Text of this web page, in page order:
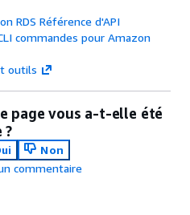
RDS Référence d'API
commandes pour Amazon
outils
page vous a-t-elle été
?
Non
commentaire